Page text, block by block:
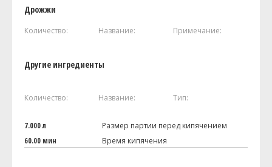
Дрожжи
Количество: Название: Примечание:
Другие ингредиенты
Количество: Название: Тип:
7.000 л
Размер партии перед кипячением
60.00 мин
Время кипячения